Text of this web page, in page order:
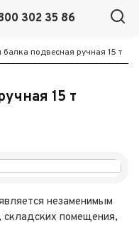
302 35 86
балка подвесная ручная 15 т
15 т
незаменимым
помещения,